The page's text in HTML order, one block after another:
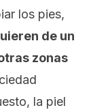
los pies,
de un
zonas
la piel